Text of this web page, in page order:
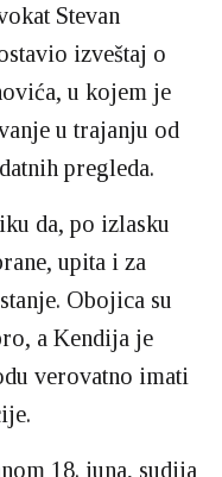
Stevan
izveštaj o
u kojem je
u trajanju od
pregleda.
da, po izlasku
upita i za
Obojica su
a Kendija je
verovatno imati
18. juna, sudija